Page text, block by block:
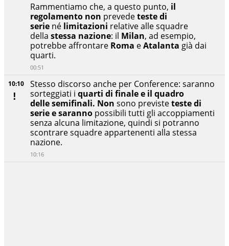
10:10
Stesso discorso anche per Conference: saranno
sorteggiati i quarti di finale e il quadro
dellesemifinali. Non sono previsteteste di
serie e saranno possibili tutti gli accoppiamenti
senza alcuna limitazione, quindi si potranno
scontrare squadre appartenenti alla stessa
nazione.
10:16
Rammentiamo che, a questo punto, il
regolamento non prevedeteste di
serie né limitazioni relative alle squadre
della stessa nazione: il Milan, ad esempio,
potrebbe affrontare Roma eAtalanta già dai
quarti.
00:51